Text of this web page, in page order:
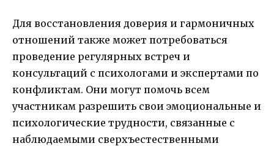
Для восстановления доверия и гармоничных
отношений также может потребоваться
проведение регулярных встреч и
консультаций с психологами и экспертами по
конфликтам. Они могут помочь всем
участникам разрешить свои эмоциональные и
психологические трудности, связанные с
наблюдаемыми сверхъестественными